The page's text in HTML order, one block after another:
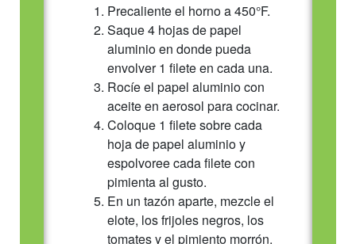
Precaliente el horno a 450°F.
Saque 4 hojas de papel
aluminio en donde pueda
envolver 1 filete en cada una.
Rocíe el papel aluminio con
aceite en aerosol para cocinar.
Coloque 1 filete sobre cada
hoja de papel aluminio y
espolvoree cada filete con
pimienta al gusto.
En un tazón aparte, mezcle el
elote, los frijoles negros, los
tomates y el pimiento morrón.